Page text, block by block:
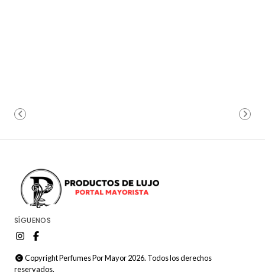
SÍGUENOS
Copyright Perfumes Por Mayor 2026. Todos los derechos
reservados.